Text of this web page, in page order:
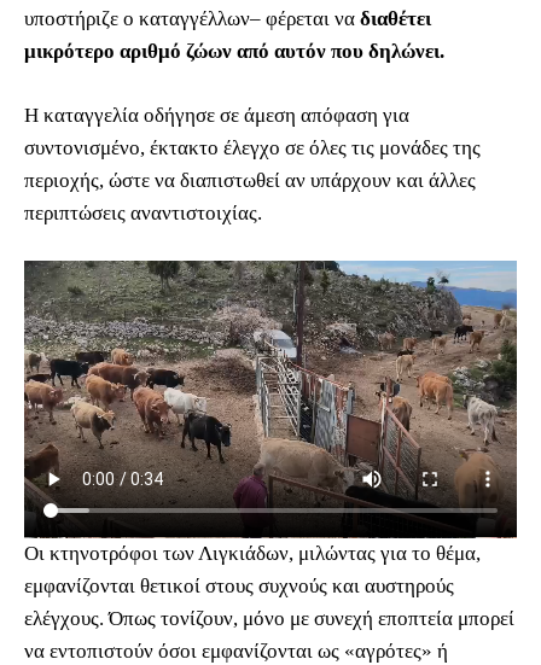
υποστήριζε ο καταγγέλλων– φέρεται να διαθέτει
μικρότερο αριθμό ζώων από αυτόν που δηλώνει.
Η καταγγελία οδήγησε σε άμεση απόφαση για
συντονισμένο, έκτακτο έλεγχο σε όλες τις μονάδες της
περιοχής, ώστε να διαπιστωθεί αν υπάρχουν και άλλες
περιπτώσεις αναντιστοιχίας.
Οι κτηνοτρόφοι των Λιγκιάδων, μιλώντας για το θέμα,
εμφανίζονται θετικοί στους συχνούς και αυστηρούς
ελέγχους. Όπως τονίζουν, μόνο με συνεχή εποπτεία μπορεί
να εντοπιστούν όσοι εμφανίζονται ως «αγρότες» ή